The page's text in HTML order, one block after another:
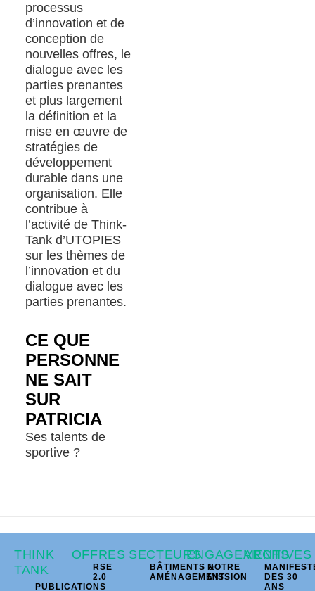
processus
d’innovation et de
conception de
nouvelles offres, le
dialogue avec les
parties prenantes
et plus largement
la définition et la
mise en œuvre de
stratégies de
développement
durable dans une
organisation. Elle
contribue à
l’activité de Think-
Tank d’UTOPIES
sur les thèmes de
l’innovation et du
dialogue avec les
parties prenantes.
CE QUE
PERSONNE
NE SAIT
SUR
PATRICIA
Ses talents de
sportive ?
THINK
TANK
PUBLICATIONS
OFFRES
RSE
2.0
SECTEURS
BÂTIMENTS &
AMÉNAGEMENT
ENGAGEMENTS
NOTRE
MISSION
ARCHIVES
DES 30
ANS